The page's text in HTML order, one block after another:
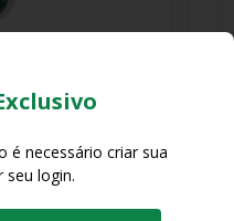
é necessário criar sua
seu login.